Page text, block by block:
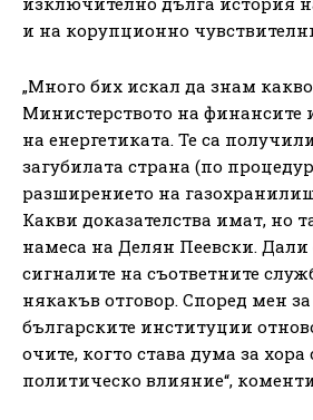
и на корупционно
„Много бих искал да знам
Министерството на финансите
на енергетиката. Те са
загубилата страна (по
разширението на
Какви доказателства имат, но
намеса на Делян Пеевски.
сигналите на съответните
някакъв отговор. Според мен
българските институции
очите, когто става дума за
политическо влияние“,